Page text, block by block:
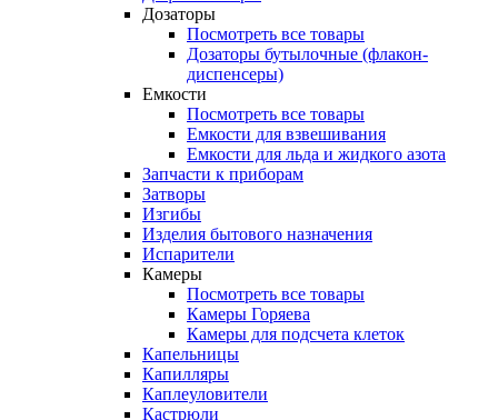
Дозаторы
Посмотреть все товары
Дозаторы бутылочные (флакон-
диспенсеры)
Емкости
Посмотреть все товары
Емкости для взвешивания
Емкости для льда и жидкого азота
Запчасти к приборам
Затворы
Изгибы
Изделия бытового назначения
Испарители
Камеры
Посмотреть все товары
Камеры Горяева
Камеры для подсчета клеток
Капельницы
Капилляры
Каплеуловители
Кастрюли